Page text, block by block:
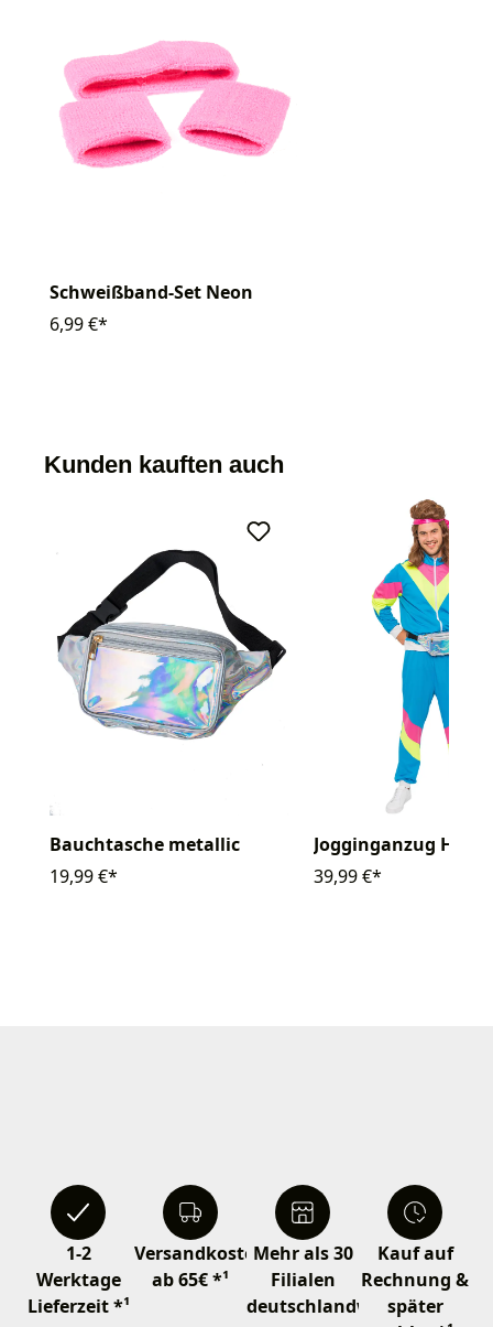
Schweißband-Set Neon
6,99 €*
Kunden kauften auch
Bauchtasche metallic
19,99 €*
Jogginganzug
39,99 €*
1-2
Werktage
Lieferzeit *¹
Versandkostenfrei
ab 65€ *¹
Mehr als 30
Filialen
deutschlandweit
Kauf auf
Rechnung &
später